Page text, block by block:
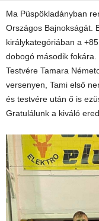
Ma Püspökladányban
Országos Bajnokságát.
királykategóriában a
dobogó második fokára.
Testvére Tamara
versenyen, Tami első
és testvére után ő is
Gratulálunk a kiváló